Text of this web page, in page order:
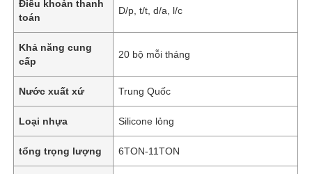
Điều khoản thanh
toán
D/p, t/t, d/a, l/c
Khả năng cung
cấp
20 bộ mỗi tháng
Nước xuất xứ Trung Quốc
Loại nhựa Silicone lỏng
tổng trọng lượng 6TON-11TON